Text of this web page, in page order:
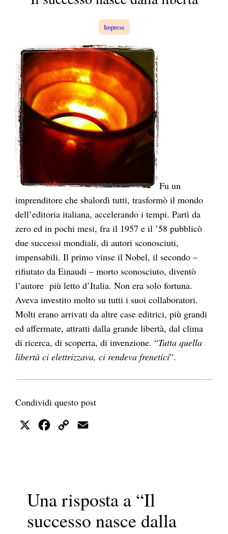
Imprese
Fu un
imprenditore che sbalordì tutti, trasformò il mondo
dell’editoria italiana, accelerando i tempi. Partì da
zero ed in pochi mesi, fra il 1957 e il ’58 pubblicò
due successi mondiali, di autori sconosciuti,
impensabili. Il primo vinse il Nobel, il secondo –
rifiutato da Einaudi – morto sconosciuto, diventò
l’autore più letto d’Italia. Non era solo fortuna.
Aveva investito molto su tutti i suoi collaboratori.
Molti erano arrivati da altre case editrici, più grandi
ed affermate, attratti dalla grande libertà, dal clima
di ricerca, di scoperta, di invenzione. “Tutta quella
libertà ci elettrizzava, ci rendeva frenetici”.
Condividi questo post
X FacebookCopy
Una risposta a “Il
successo nasce dalla